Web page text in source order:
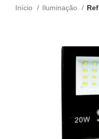
Início Iluminação